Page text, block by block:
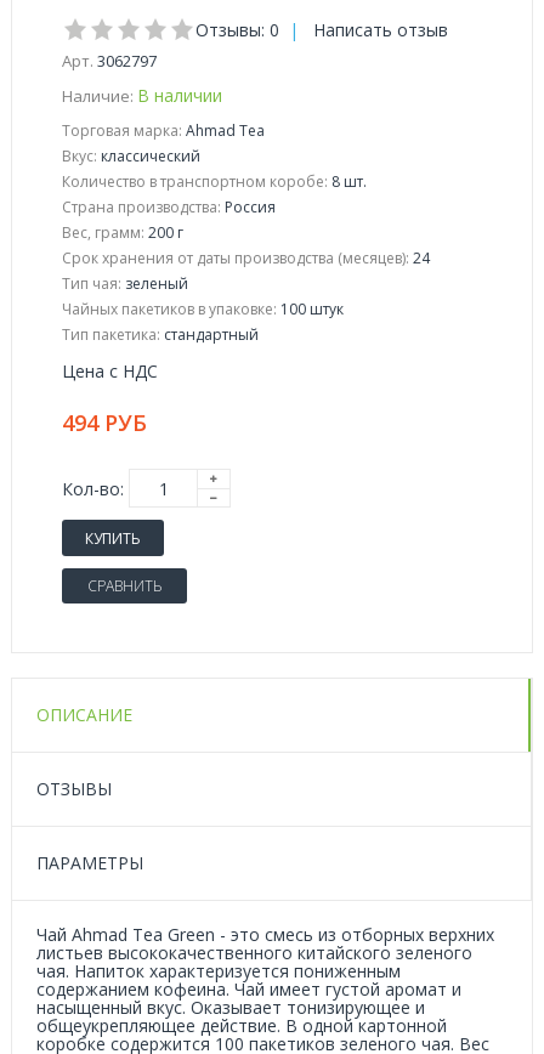
Отзывы: 0 | Написать отзыв
Арт. 3062797
Наличие: В наличии
Торговая марка: Ahmad Tea
Вкус: классический
Количество в транспортном коробе: 8 шт.
Страна производства: Россия
Вес, грамм: 200 г
Срок хранения от даты производства (месяцев): 24
Тип чая: зеленый
Чайных пакетиков в упаковке: 100 штук
Тип пакетика: стандартный
Цена с НДС
494 РУБ
Кол-во:
КУПИТЬ
СРАВНИТЬ
ОПИСАНИЕ
ОТЗЫВЫ
ПАРАМЕТРЫ
Чай Ahmad Tea Green - это смесь из отборных верхних
листьев высококачественного китайского зеленого
чая. Напиток характеризуется пониженным
содержанием кофеина. Чай имеет густой аромат и
насыщенный вкус. Оказывает тонизирующее и
общеукрепляющее действие. В одной картонной
коробке содержится 100 пакетиков зеленого чая. Вес